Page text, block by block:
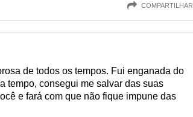
COMPARTILHAR
de todos os tempos. Fui enganada do
tempo, consegui me salvar das suas
e fará com que não fique impune das